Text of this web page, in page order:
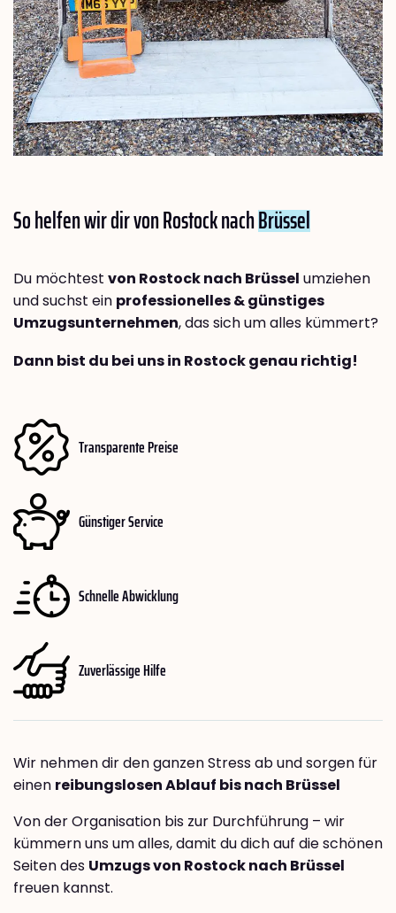
So helfen wir dir von Rostock nachBrüssel
Du möchtest von Rostock nach Brüssel umziehen
und suchst ein professionelles & günstiges
Umzugsunternehmen, das sich um alles kümmert?
Dann bist du bei uns in Rostock genau richtig!
Transparente Preise
Günstiger Service
Schnelle Abwicklung
Zuverlässige Hilfe
Wir nehmen dir den ganzen Stress ab und sorgen für
einen reibungslosen Ablauf bis nach Brüssel
Von der Organisation bis zur Durchführung – wir
kümmern uns um alles, damit du dich auf die schönen
Seiten des Umzugs von Rostock nach Brüssel
freuen kannst.